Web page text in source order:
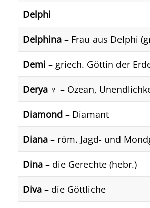
Delphi
Delphina – Frau aus Delphi
Demi – griech. Göttin der
Derya ♀️ – Ozean,
Diamond – Diamant
Diana – röm. Jagd- und
Dina – die Gerechte (hebr.)
Diva – die Göttliche